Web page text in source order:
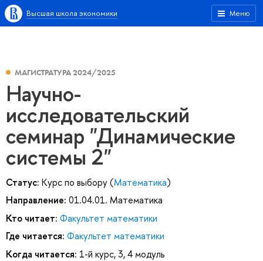
Меню
Высшая школа экономики
МАГИСТРАТУРА 2024/2025
Научно-
исследовательский
семинар "Динамические
системы 2"
Статус: Курс по выбору (Математика)
Направление: 01.04.01. Математика
Кто читает: Факультет математики
Где читается: Факультет математики
Когда читается: 1-й курс, 3, 4 модуль